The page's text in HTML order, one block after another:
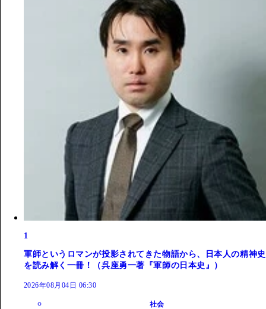
1
軍師というロマンが投影されてきた物語から、日本人の精神史
を読み解く一冊！（呉座勇一著『軍師の日本史』）
2026年08月04日 06:30
社会